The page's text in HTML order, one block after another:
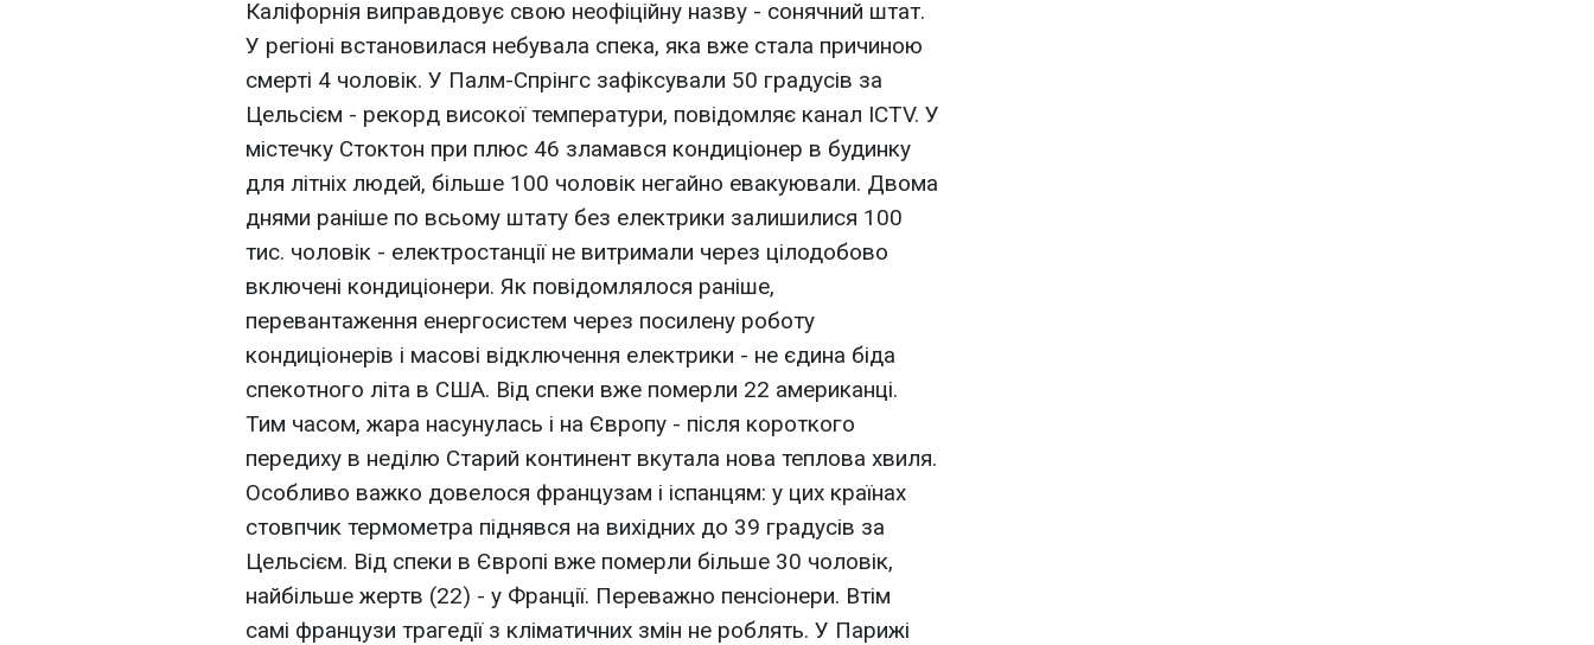
Каліфорнія виправдовує свою неофіційну назву - сонячний штат.
У регіоні встановилася небувала спека, яка вже стала причиною
смерті 4 чоловік. У Палм-Спрінгс зафіксували 50 градусів за
Цельсієм - рекорд високої температури, повідомляє канал ICTV. У
містечку Стоктон при плюс 46 зламався кондиціонер в будинку
для літніх людей, більше 100 чоловік негайно евакуювали. Двома
днями раніше по всьому штату без електрики залишилися 100
тис. чоловік - електростанції не витримали через цілодобово
включені кондиціонери. Як повідомлялося раніше,
перевантаження енергосистем через посилену роботу
кондиціонерів і масові відключення електрики - не єдина біда
спекотного літа в США. Від спеки вже померли 22 американці.
Тим часом, жара насунулась і на Європу - після короткого
передиху в неділю Старий континент вкутала нова теплова хвиля.
Особливо важко довелося французам і іспанцям: у цих країнах
стовпчик термометра піднявся на вихідних до 39 градусів за
Цельсієм. Від спеки в Європі вже померли більше 30 чоловік,
найбільше жертв (22) - у Франції. Переважно пенсіонери. Втім
самі французи трагедії з кліматичних змін не роблять. У Парижі